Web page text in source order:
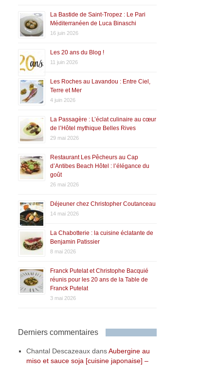
La Bastide de Saint-Tropez : Le Pari
Méditerranéen de Luca Binaschi
16 juin 2026
Les 20 ans du Blog !
11 juin 2026
Les Roches au Lavandou : Entre Ciel,
Terre et Mer
4 juin 2026
La Passagère : L’éclat culinaire au cœur
de l’Hôtel mythique Belles Rives
29 mai 2026
Restaurant Les Pêcheurs au Cap
d’Antibes Beach Hôtel : l’élégance du
goût
26 mai 2026
Déjeuner chez Christopher Coutanceau
14 mai 2026
La Chabotterie : la cuisine éclatante de
Benjamin Patissier
8 mai 2026
Franck Putelat et Christophe Bacquié
réunis pour les 20 ans de la Table de
Franck Putelat
3 mai 2026
Derniers commentaires
Chantal Descazeaux dansAubergine au
miso et sauce soja [cuisine japonaise] –